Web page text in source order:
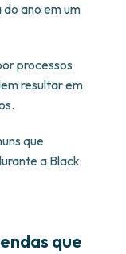
ano em um
processos
resultar em
que
a Black
que